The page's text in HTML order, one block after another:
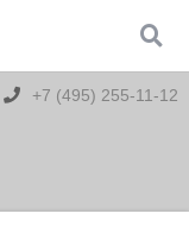
+7 (495) 255-11-12